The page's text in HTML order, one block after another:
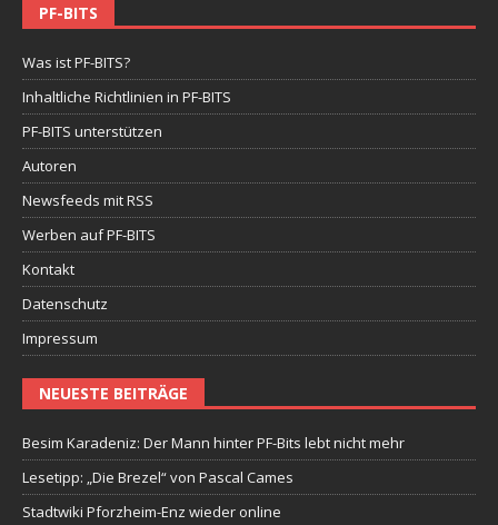
PF-BITS
Was ist PF-BITS?
Inhaltliche Richtlinien in PF-BITS
PF-BITS unterstützen
Autoren
Newsfeeds mit RSS
Werben auf PF-BITS
Kontakt
Datenschutz
Impressum
NEUESTE BEITRÄGE
Besim Karadeniz: Der Mann hinter PF-Bits lebt nicht mehr
Lesetipp: „Die Brezel“ von Pascal Cames
Stadtwiki Pforzheim-Enz wieder online